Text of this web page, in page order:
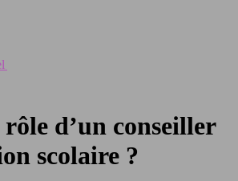
d’un conseiller
scolaire ?